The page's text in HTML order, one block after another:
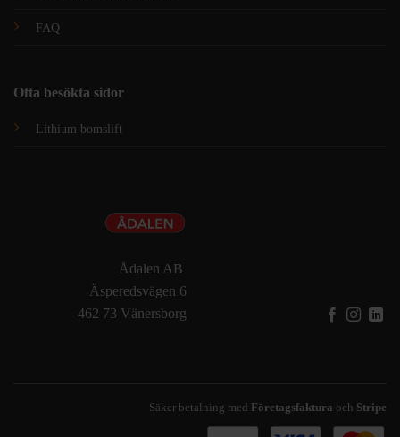
FAQ
Ofta besökta sidor
Lithium bomslift
Ådalen AB
Äsperedsvägen 6
462 73 Vänersborg
Säker betalning med Företagsfaktura och Stripe